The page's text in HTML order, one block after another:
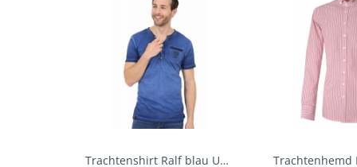
Trachtenshirt Ralf blau Used Look Krüger